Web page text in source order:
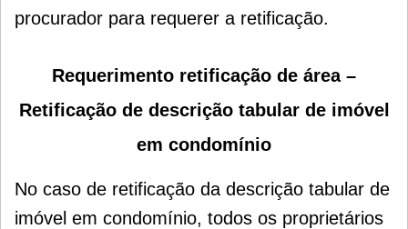
procurador para requerer a retificação.
Requerimento retificação de área –
Retificação de descrição tabular de imóvel
em condomínio
No caso de retificação da descrição tabular de
imóvel em condomínio, todos os proprietários